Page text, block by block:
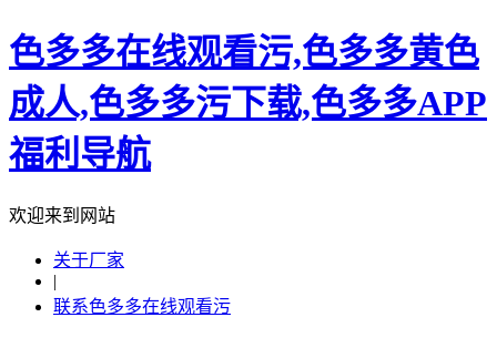
色多多在线观看污,色多多黄色
成人,色多多污下载,色多多APP
福利导航
欢迎来到网站
关于厂家
|
联系色多多在线观看污